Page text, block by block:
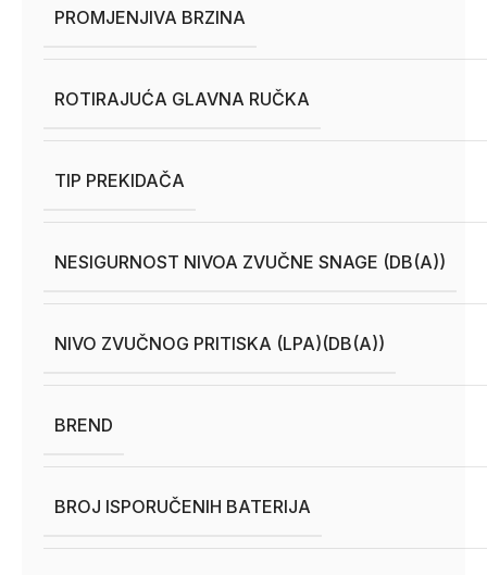
PROMJENJIVA BRZINA
ROTIRAJUĆA GLAVNA RUČKA
TIP PREKIDAČA
NESIGURNOST NIVOA ZVUČNE SNAGE (DB(A))
NIVO ZVUČNOG PRITISKA (LPA)(DB(A))
BREND
BROJ ISPORUČENIH BATERIJA